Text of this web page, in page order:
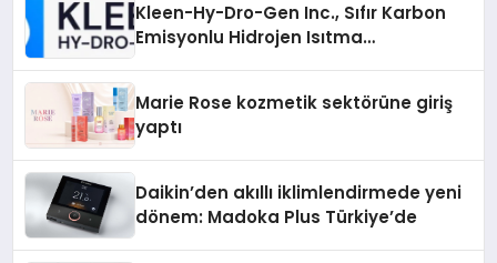
Kleen-Hy-Dro-Gen Inc., Sıfır Karbon
Emisyonlu Hidrojen Isıtma
Marie Rose kozmetik sektörüne giriş
yaptı
Daikin’den akıllı iklimlendirmede yeni
dönem: Madoka Plus Türkiye’de